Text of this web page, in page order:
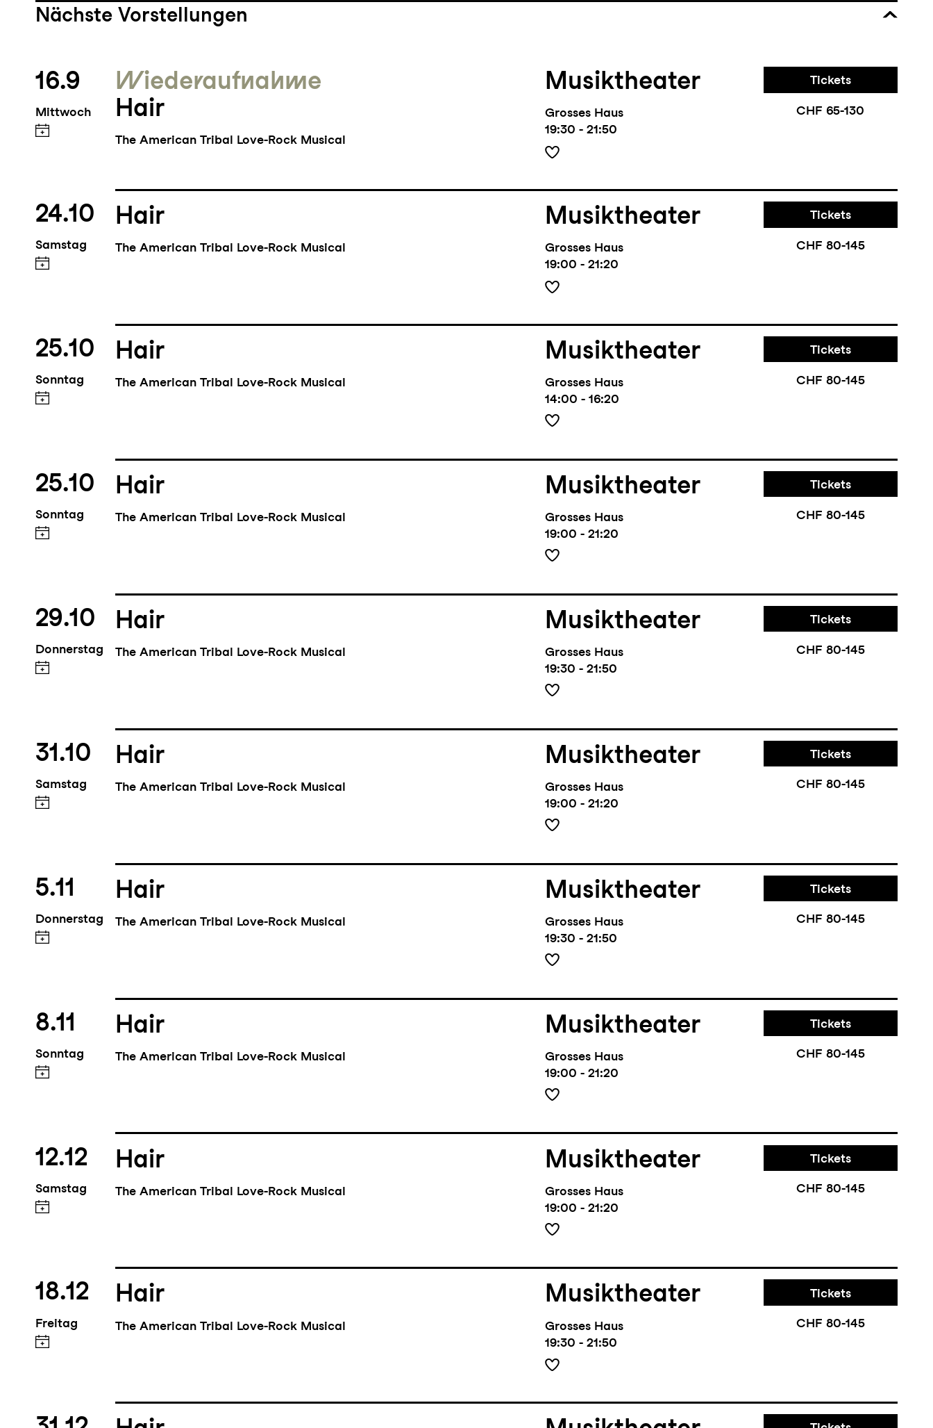
Nächste Vorstellungen
16.9
Mittwoch
Wieder­aufnahme
Hair
The American Tribal Love-Rock Musical
Musiktheater
Grosses Haus
19:30 - 21:50
Tickets
CHF 65-130
24.10
Samstag
Hair
The American Tribal Love-Rock Musical
Musiktheater
Grosses Haus
19:00 - 21:20
Tickets
CHF 80-145
25.10
Sonntag
Hair
The American Tribal Love-Rock Musical
Musiktheater
Grosses Haus
14:00 - 16:20
Tickets
CHF 80-145
25.10
Sonntag
Hair
The American Tribal Love-Rock Musical
Musiktheater
Grosses Haus
19:00 - 21:20
Tickets
CHF 80-145
29.10
Donnerstag
Hair
The American Tribal Love-Rock Musical
Musiktheater
Grosses Haus
19:30 - 21:50
Tickets
CHF 80-145
31.10
Samstag
Hair
The American Tribal Love-Rock Musical
Musiktheater
Grosses Haus
19:00 - 21:20
Tickets
CHF 80-145
5.11
Donnerstag
Hair
The American Tribal Love-Rock Musical
Musiktheater
Grosses Haus
19:30 - 21:50
Tickets
CHF 80-145
8.11
Sonntag
Hair
The American Tribal Love-Rock Musical
Musiktheater
Grosses Haus
19:00 - 21:20
Tickets
CHF 80-145
12.12
Samstag
Hair
The American Tribal Love-Rock Musical
Musiktheater
Grosses Haus
19:00 - 21:20
Tickets
CHF 80-145
18.12
Freitag
Hair
The American Tribal Love-Rock Musical
Musiktheater
Grosses Haus
19:30 - 21:50
Tickets
CHF 80-145